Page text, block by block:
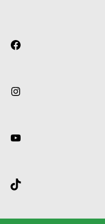
Facebook
Instagram
YouTube
TikTok